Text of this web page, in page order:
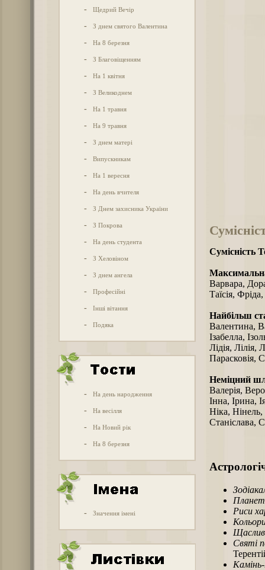
- Щедрий Вечір
- З днем святого Валентина
- На 8 березня
- З Благовіщенням
- На 1 квітня
- З Великоднем
- На 1 травня
- На 9 травня
- З днем матері
- Випускникам
- На 1 вересня
- На день вчителя
- З Днем захисника України
- З Покрова
- На день студента
- З Хеловіном
- З днем ангела
- Професійні
- Інші вітання
- Подяка
- На день народження
- На весілля
- На Новий рік
- На 8 березня
- Значення імені
Сумісність
Варвара,
Таїсія,
Найбільш
Валентина,
Ізабелла,
Лідія,
Парасковія,
Неміцний
Валерія,
Інна, Ірина,
Ніка,
Станіслава,
Риси
Святі